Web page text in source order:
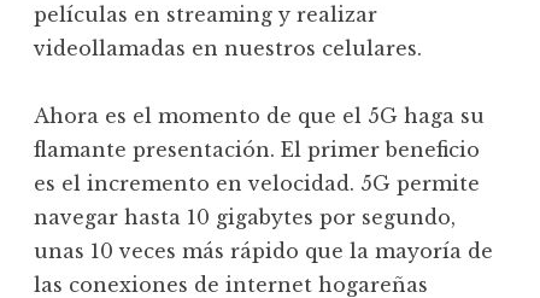
películas en streaming y realizar
videollamadas en nuestros celulares.
Ahora es el momento de que el 5G haga su
flamante presentación. El primer beneficio
es el incremento en velocidad. 5G permite
navegar hasta 10 gigabytes por segundo,
unas 10 veces más rápido que la mayoría de
las conexiones de internet hogareñas